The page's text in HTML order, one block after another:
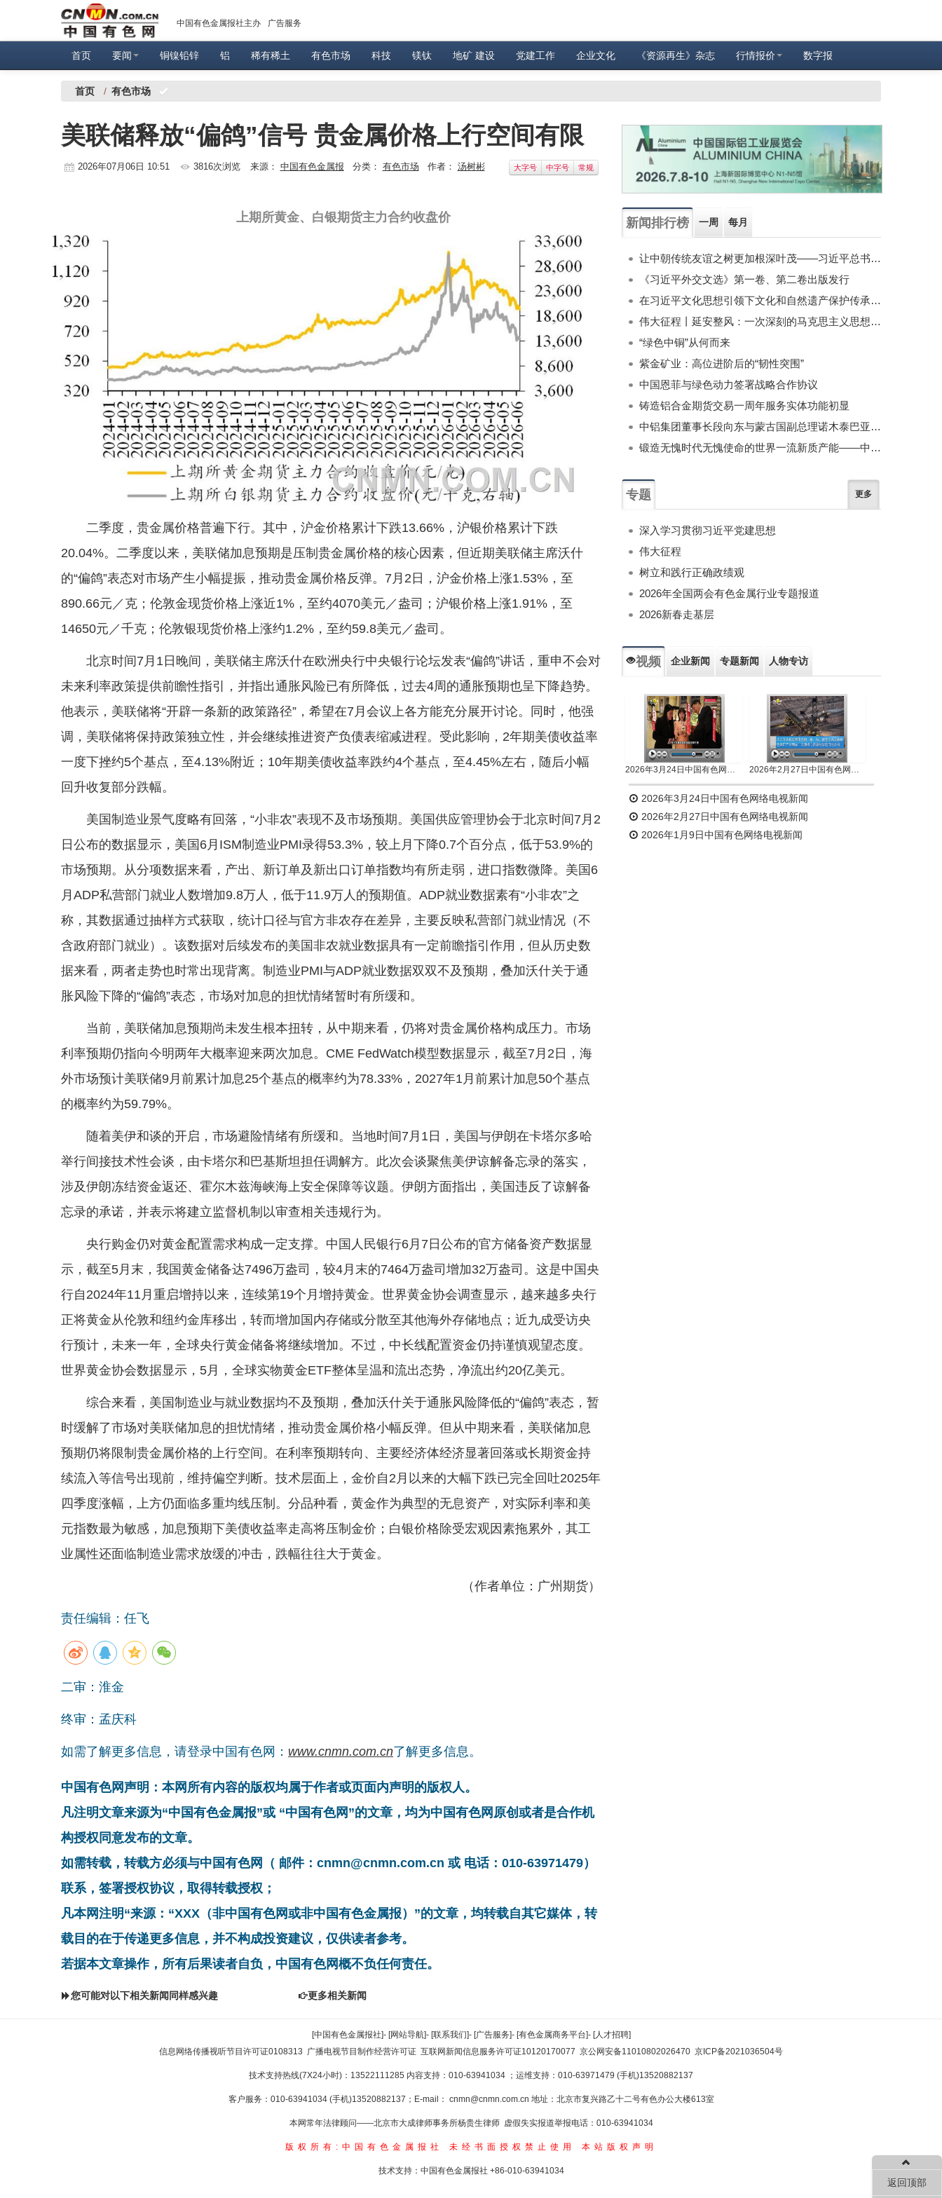
中国有色金属报社主办 广告服务
首页 要闻 铜镍铅锌 铝 稀有稀土 有色市场 科技 镁钛 地矿 建设 党建工作 企业文化 《资源再生》杂志 行情报价 数字报
首页 / 有色市场
美联储释放“偏鸽”信号 贵金属价格上行空间有限
2026年07月06日 10:51 3816次浏览 来源： 中国有色金属报 分类： 有色市场 作者： 汤树彬 大字号 中字号 常规
上期所黄金、白银期货主力合约收盘价
二季度，贵金属价格普遍下行。其中，沪金价格累计下跌13.66%，沪银价格累计下跌
20.04%。二季度以来，美联储加息预期是压制贵金属价格的核心因素，但近期美联储主席沃什
的“偏鸽”表态对市场产生小幅提振，推动贵金属价格反弹。7月2日，沪金价格上涨1.53%，至
890.66元／克；伦敦金现货价格上涨近1%，至约4070美元／盎司；沪银价格上涨1.91%，至
14650元／千克；伦敦银现货价格上涨约1.2%，至约59.8美元／盎司。
北京时间7月1日晚间，美联储主席沃什在欧洲央行中央银行论坛发表“偏鸽”讲话，重申不会对
未来利率政策提供前瞻性指引，并指出通胀风险已有所降低，过去4周的通胀预期也呈下降趋势。
他表示，美联储将“开辟一条新的政策路径”，希望在7月会议上各方能充分展开讨论。同时，他强
调，美联储将保持政策独立性，并会继续推进资产负债表缩减进程。受此影响，2年期美债收益率
一度下挫约5个基点，至4.13%附近；10年期美债收益率跌约4个基点，至4.45%左右，随后小幅
回升收复部分跌幅。
美国制造业景气度略有回落，“小非农”表现不及市场预期。美国供应管理协会于北京时间7月2
日公布的数据显示，美国6月ISM制造业PMI录得53.3%，较上月下降0.7个百分点，低于53.9%的
市场预期。从分项数据来看，产出、新订单及新出口订单指数均有所走弱，进口指数微降。美国6
月ADP私营部门就业人数增加9.8万人，低于11.9万人的预期值。ADP就业数据素有“小非农”之
称，其数据通过抽样方式获取，统计口径与官方非农存在差异，主要反映私营部门就业情况（不
含政府部门就业）。该数据对后续发布的美国非农就业数据具有一定前瞻指引作用，但从历史数
据来看，两者走势也时常出现背离。制造业PMI与ADP就业数据双双不及预期，叠加沃什关于通
胀风险下降的“偏鸽”表态，市场对加息的担忧情绪暂时有所缓和。
当前，美联储加息预期尚未发生根本扭转，从中期来看，仍将对贵金属价格构成压力。市场
利率预期仍指向今明两年大概率迎来两次加息。CME FedWatch模型数据显示，截至7月2日，海
外市场预计美联储9月前累计加息25个基点的概率约为78.33%，2027年1月前累计加息50个基点
的概率约为59.79%。
随着美伊和谈的开启，市场避险情绪有所缓和。当地时间7月1日，美国与伊朗在卡塔尔多哈
举行间接技术性会谈，由卡塔尔和巴基斯坦担任调解方。此次会谈聚焦美伊谅解备忘录的落实，
涉及伊朗冻结资金返还、霍尔木兹海峡海上安全保障等议题。伊朗方面指出，美国违反了谅解备
忘录的承诺，并表示将建立监督机制以审查相关违规行为。
央行购金仍对黄金配置需求构成一定支撑。中国人民银行6月7日公布的官方储备资产数据显
示，截至5月末，我国黄金储备达7496万盎司，较4月末的7464万盎司增加32万盎司。这是中国央
行自2024年11月重启增持以来，连续第19个月增持黄金。世界黄金协会调查显示，越来越多央行
正将黄金从伦敦和纽约金库移出，转而增加国内存储或分散至其他海外存储地点；近九成受访央
行预计，未来一年，全球央行黄金储备将继续增加。不过，中长线配置资金仍持谨慎观望态度。
世界黄金协会数据显示，5月，全球实物黄金ETF整体呈温和流出态势，净流出约20亿美元。
综合来看，美国制造业与就业数据均不及预期，叠加沃什关于通胀风险降低的“偏鸽”表态，暂
时缓解了市场对美联储加息的担忧情绪，推动贵金属价格小幅反弹。但从中期来看，美联储加息
预期仍将限制贵金属价格的上行空间。在利率预期转向、主要经济体经济显著回落或长期资金持
续流入等信号出现前，维持偏空判断。技术层面上，金价自2月以来的大幅下跌已完全回吐2025年
四季度涨幅，上方仍面临多重均线压制。分品种看，黄金作为典型的无息资产，对实际利率和美
元指数最为敏感，加息预期下美债收益率走高将压制金价；白银价格除受宏观因素拖累外，其工
业属性还面临制造业需求放缓的冲击，跌幅往往大于黄金。
（作者单位：广州期货）
责任编辑：任飞
二审：淮金
终审：孟庆科
如需了解更多信息，请登录中国有色网： www.cnmn.com.cn了解更多信息。
中国有色网声明：本网所有内容的版权均属于作者或页面内声明的版权人。
凡注明文章来源为“中国有色金属报”或 “中国有色网”的文章，均为中国有色网原创或者是合作机
构授权同意发布的文章。
如需转载，转载方必须与中国有色网（ 邮件：cnmn@cnmn.com.cn 或 电话：010-63971479）
联系，签署授权协议，取得转载授权；
凡本网注明“来源：“XXX（非中国有色网或非中国有色金属报）”的文章，均转载自其它媒体，转
载目的在于传递更多信息，并不构成投资建议，仅供读者参考。
若据本文章操作，所有后果读者自负，中国有色网概不负任何责任。
您可能对以下相关新闻同样感兴趣 更多相关新闻
新闻排行榜 一周 每月
让中朝传统友谊之树更加根深叶茂——习近平总书记对朝鲜进行国事访问纪实
《习近平外交文选》第一卷、第二卷出版发行
在习近平文化思想引领下文化和自然遗产保护传承利用工作开创新局面
伟大征程丨延安整风：一次深刻的马克思主义思想教育运动
“绿色中铜”从何而来
紫金矿业：高位进阶后的“韧性突围”
中国恩菲与绿色动力签署战略合作协议
铸造铝合金期货交易一周年服务实体功能初显
中铝集团董事长段向东与蒙古国副总理诺木泰巴亚尔举行会谈
锻造无愧时代无愧使命的世界一流新质产能——中国有色金属工业的战略应对与破局之道（二）
专题 更多
深入学习贯彻习近平党建思想
伟大征程
树立和践行正确政绩观
2026年全国两会有色金属行业专题报道
2026新春走基层
视频 企业新闻 专题新闻 人物专访
2026年3月24日中国有色网络电视新闻 2026年2月27日中国有色网络电视新闻
2026年3月24日中国有色网络电视新闻
2026年2月27日中国有色网络电视新闻
2026年1月9日中国有色网络电视新闻
返回顶部
[中国有色金属报社]- [网站导航]- [联系我们]- [广告服务]- [有色金属商务平台]- [人才招聘]
信息网络传播视听节目许可证0108313 广播电视节目制作经营许可证 互联网新闻信息服务许可证10120170077 京公网安备11010802026470 京ICP备2021036504号
技术支持热线(7X24小时)：13522111285 内容支持：010-63941034 ；运维支持：010-63971479 (手机)13520882137
客户服务：010-63941034 (手机)13520882137；E-mail： cnmn@cnmn.com.cn 地址：北京市复兴路乙十二号有色办公大楼613室
本网常年法律顾问——北京市大成律师事务所杨贵生律师 虚假失实报道举报电话：010-63941034
版权所有:中国有色金属报社 未经书面授权禁止使用 本站版权声明
技术支持：中国有色金属报社 +86-010-63941034